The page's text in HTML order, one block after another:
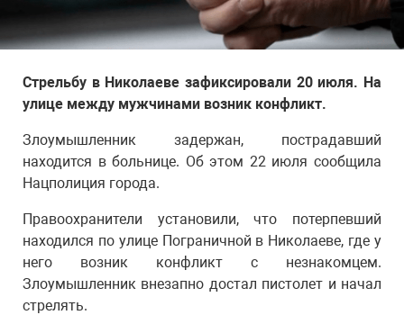
Стрельбу в Николаеве зафиксировали 20 июля. На
улице между мужчинами возник конфликт.
Злоумышленник задержан, пострадавший
находится в больнице. Об этом 22 июля сообщила
Нацполиция города.
Правоохранители установили, что потерпевший
находился по улице Пограничной в Николаеве, где у
него возник конфликт с незнакомцем.
Злоумышленник внезапно достал пистолет и начал
стрелять.